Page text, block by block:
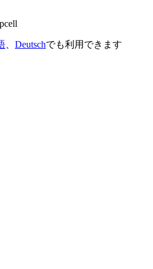
Deutschでも利用できます